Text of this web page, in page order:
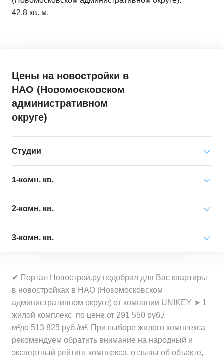
42,8 кв. м.
Цены на новостройки в
НАО (Новомосковском
административном
округе)
Студии
Минимальная цена от 12 996 000 ₽
Средняя цена
за 1 м²
1-комн. кв.
Минимальная цена от 9 636 000 ₽
Минимальная цена
Средняя цена
за 1 м²
от 459 800 ₽
2-комн. кв.
Минимальная цена от 13 103 000 ₽
Средняя цена
за квартиру
от 14 245 000 ₽
Минимальная цена
за 1 м²
Средняя цена от 427 000 ₽
3-комн. кв.
за квартиру
Средняя цена
за квартиру
от 20 952 000 ₽
Минимальная цена
за 1 м²
от 291 600 ₽
✔ Портал Новострой.ру подобрал для Вас квартиры
в новостройках в НАО (Новомосковском
административном округе) от компании UNIKEY ➤ 1
жилой комплекс по цене от 291 550 руб./
м²до 513 825 руб./м². При выборе жилого комплекса
рекомендуем обратить внимание на народный и
экспертный рейтинг комплекса, отзывы об объекте,